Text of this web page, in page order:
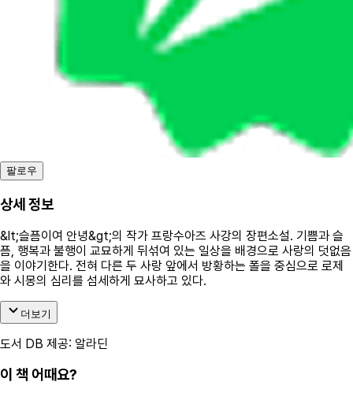
팔로우
상세 정보
&lt;슬픔이여 안녕&gt;의 작가 프랑수아즈 사강의 장편소설. 기쁨과 슬
픔, 행복과 불행이 교묘하게 뒤섞여 있는 일상을 배경으로 사랑의 덧없음
을 이야기한다. 전혀 다른 두 사랑 앞에서 방황하는 폴을 중심으로 로제
와 시몽의 심리를 섬세하게 묘사하고 있다.
더보기
도서 DB 제공: 알라딘
이 책 어때요?